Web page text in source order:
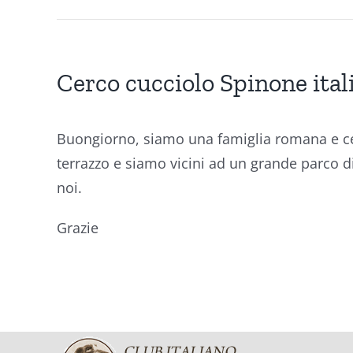
Cerco cucciolo Spinone
Buongiorno, siamo una famiglia romana e
terrazzo e siamo vicini ad un grande parco
noi.
Grazie